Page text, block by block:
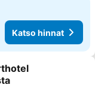
Katso hinnat